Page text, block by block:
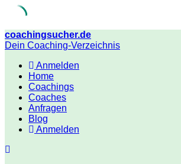
Skip
to
coachingsucher.de
Dein Coaching-Verzeichnis
Anmelden
Home
Coachings
Coaches
Anfragen
Blog
Anmelden